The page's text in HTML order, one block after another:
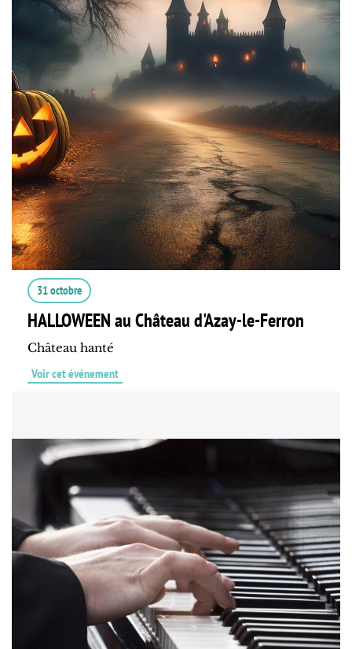
31 octobre
HALLOWEEN au Château d'Azay-le-Ferron
Château hanté
Voir cet événement